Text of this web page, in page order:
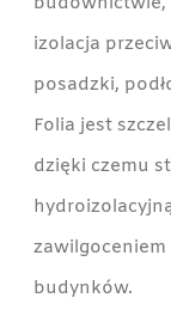
izolacja
posadzki,
Folia jest
dzięki czemu
budynków.